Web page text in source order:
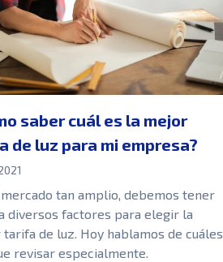
saber cuál es la mejor
de luz para mi empresa?
mercado tan amplio, debemos tener
diversos factores para elegir la
tarifa de luz. Hoy hablamos de cuáles
revisar especialmente.